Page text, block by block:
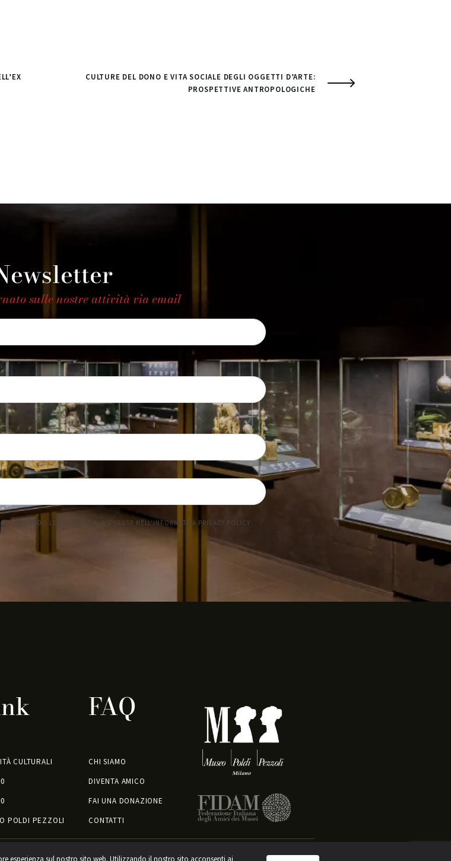
CULTURE DEL DONO E VITA SOCIALE DEGLI OGGETTI D’ARTE:
PROSPETTIVE ANTROPOLOGICHE
sulle nostre attività via email
esperienza sul nostro sito web. Utilizzando il nostro sito acconsenti ai
CULTURALI
POLDI PEZZOLI
FAQ
CHI SIAMO
DIVENTA AMICO
FAI UNA DONAZIONE
CONTATTI